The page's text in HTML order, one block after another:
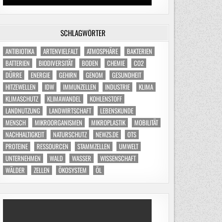
SCHLAGWÖRTER
ANTIBIOTIKA ARTENVIELFALT ATMOSPHÄRE
BAKTERIEN
BATTERIEN
BIODIVERSITÄT BODEN CHEMIE
CO2
DÜRRE
ENERGIE GEHIRN GENOM
GESUNDHEIT
HITZEWELLEN
IDW IMMUNZELLEN INDUSTRIE
KLIMA
KLIMASCHUTZ
KLIMAWANDEL
KOHLENSTOFF
LANDNUTZUNG
LANDWIRTSCHAFT
LEBENSKUNDE
MENSCH
MIKROORGANISMEN MIKROPLASTIK
MOBILITÄT
NACHHALTIGKEIT
NATURSCHUTZ NEWZS.DE
OTS
PROTEINE
RESSOURCEN STAMMZELLEN
UMWELT
UNTERNEHMEN
WALD WASSER
WISSENSCHAFT
WÄLDER
ZELLEN ÖKOSYSTEM ÖL